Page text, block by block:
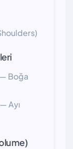
Boğa
Ayı